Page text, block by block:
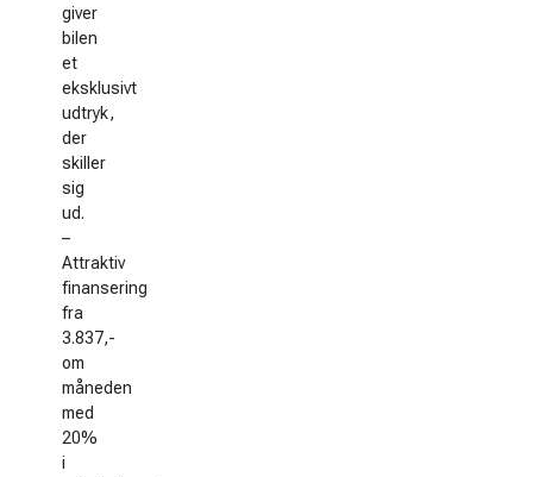
giver
bilen
et
eksklusivt
udtryk,
der
skiller
sig
ud.
–
Attraktiv
finansering
fra
3.837,-
om
måneden
med
20%
i